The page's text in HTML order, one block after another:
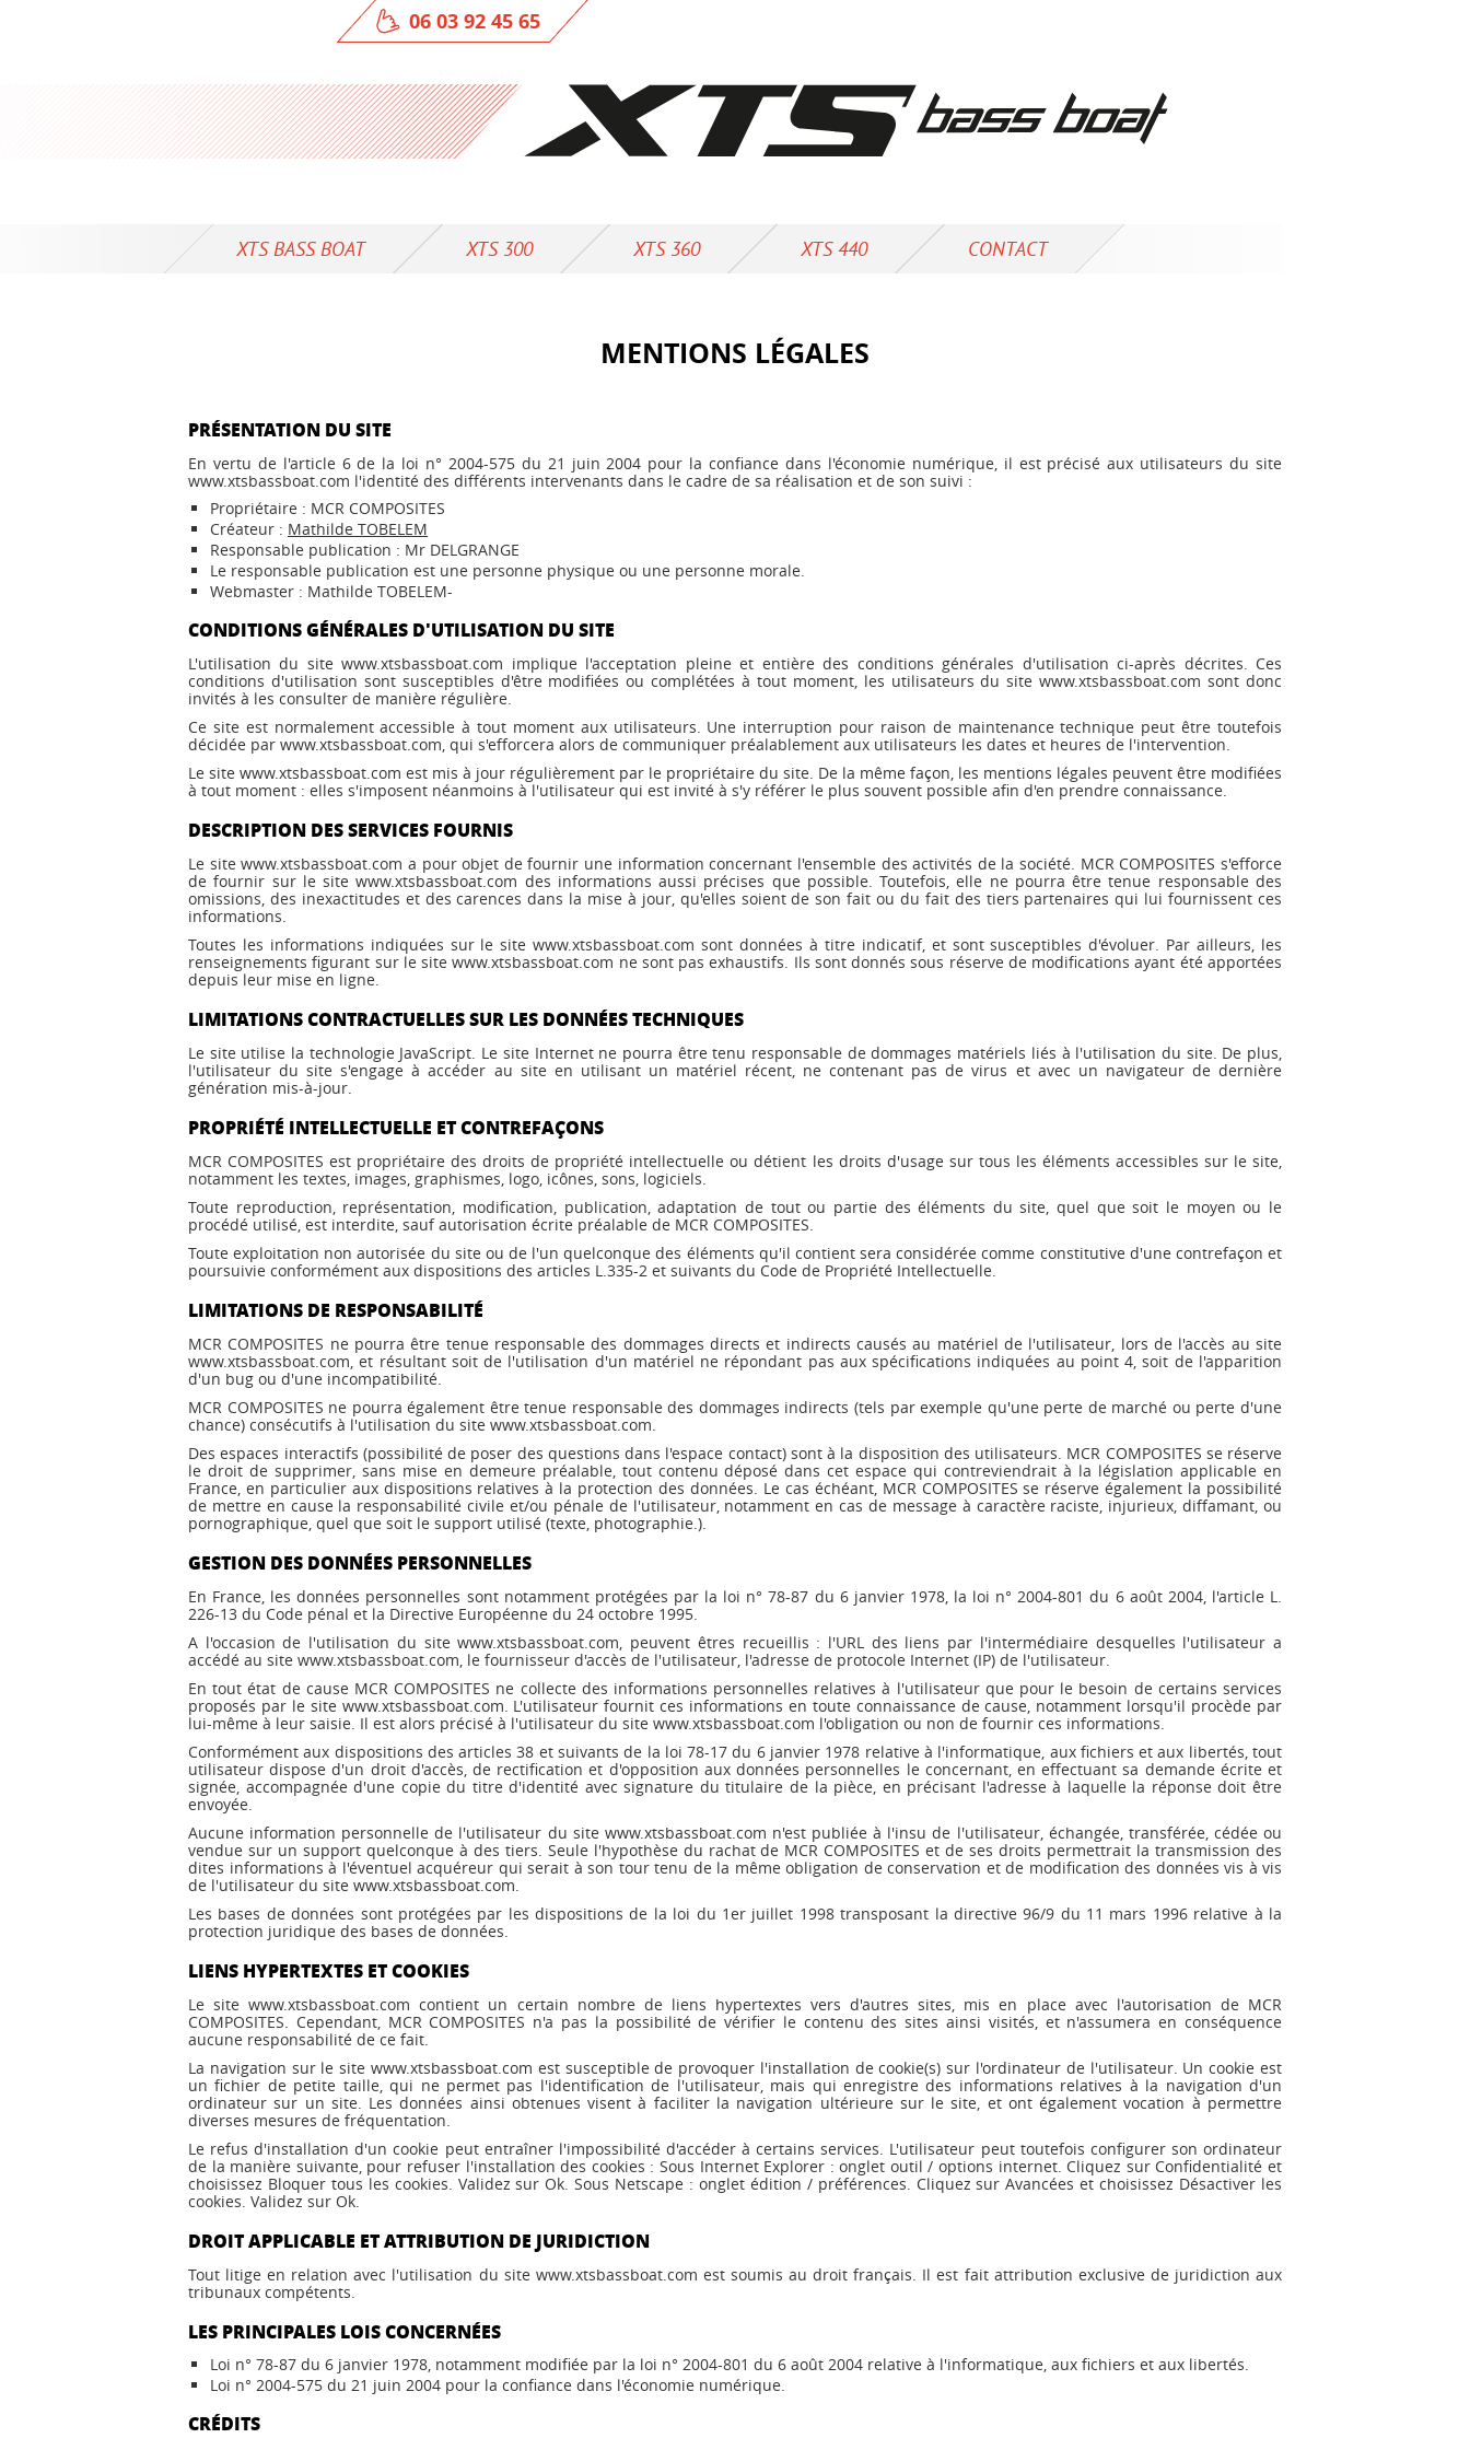
06 03 92 45 65
XTS BASS BOAT XTS 300 XTS 360 XTS 440 CONTACT
MENTIONS LÉGALES
PRÉSENTATION DU SITE
En vertu de l'article 6 de la loi n° 2004-575 du 21 juin 2004 pour la confiance dans l'économie numérique, il est précisé aux utilisateurs du site
www.xtsbassboat.com l'identité des différents intervenants dans le cadre de sa réalisation et de son suivi :
Propriétaire : MCR COMPOSITES
Créateur : Mathilde TOBELEM
Responsable publication : Mr DELGRANGE
Le responsable publication est une personne physique ou une personne morale.
Webmaster : Mathilde TOBELEM-
CONDITIONS GÉNÉRALES D'UTILISATION DU SITE
L'utilisation du site www.xtsbassboat.com implique l'acceptation pleine et entière des conditions générales d'utilisation ci-après décrites. Ces
conditions d'utilisation sont susceptibles d'être modifiées ou complétées à tout moment, les utilisateurs du site www.xtsbassboat.com sont donc
invités à les consulter de manière régulière.
Ce site est normalement accessible à tout moment aux utilisateurs. Une interruption pour raison de maintenance technique peut être toutefois
décidée par www.xtsbassboat.com, qui s'efforcera alors de communiquer préalablement aux utilisateurs les dates et heures de l'intervention.
Le site www.xtsbassboat.com est mis à jour régulièrement par le propriétaire du site. De la même façon, les mentions légales peuvent être modifiées
à tout moment : elles s'imposent néanmoins à l'utilisateur qui est invité à s'y référer le plus souvent possible afin d'en prendre connaissance.
DESCRIPTION DES SERVICES FOURNIS
Le site www.xtsbassboat.com a pour objet de fournir une information concernant l'ensemble des activités de la société. MCR COMPOSITES s'efforce
de fournir sur le site www.xtsbassboat.com des informations aussi précises que possible. Toutefois, elle ne pourra être tenue responsable des
omissions, des inexactitudes et des carences dans la mise à jour, qu'elles soient de son fait ou du fait des tiers partenaires qui lui fournissent ces
informations.
Toutes les informations indiquées sur le site www.xtsbassboat.com sont données à titre indicatif, et sont susceptibles d'évoluer. Par ailleurs, les
renseignements figurant sur le site www.xtsbassboat.com ne sont pas exhaustifs. Ils sont donnés sous réserve de modifications ayant été apportées
depuis leur mise en ligne.
LIMITATIONS CONTRACTUELLES SUR LES DONNÉES TECHNIQUES
Le site utilise la technologie JavaScript. Le site Internet ne pourra être tenu responsable de dommages matériels liés à l'utilisation du site. De plus,
l'utilisateur du site s'engage à accéder au site en utilisant un matériel récent, ne contenant pas de virus et avec un navigateur de dernière
génération mis-à-jour.
PROPRIÉTÉ INTELLECTUELLE ET CONTREFAÇONS
MCR COMPOSITES est propriétaire des droits de propriété intellectuelle ou détient les droits d'usage sur tous les éléments accessibles sur le site,
notamment les textes, images, graphismes, logo, icônes, sons, logiciels.
Toute reproduction, représentation, modification, publication, adaptation de tout ou partie des éléments du site, quel que soit le moyen ou le
procédé utilisé, est interdite, sauf autorisation écrite préalable de MCR COMPOSITES.
Toute exploitation non autorisée du site ou de l'un quelconque des éléments qu'il contient sera considérée comme constitutive d'une contrefaçon et
poursuivie conformément aux dispositions des articles L.335-2 et suivants du Code de Propriété Intellectuelle.
LIMITATIONS DE RESPONSABILITÉ
MCR COMPOSITES ne pourra être tenue responsable des dommages directs et indirects causés au matériel de l'utilisateur, lors de l'accès au site
www.xtsbassboat.com, et résultant soit de l'utilisation d'un matériel ne répondant pas aux spécifications indiquées au point 4, soit de l'apparition
d'un bug ou d'une incompatibilité.
MCR COMPOSITES ne pourra également être tenue responsable des dommages indirects (tels par exemple qu'une perte de marché ou perte d'une
chance) consécutifs à l'utilisation du site www.xtsbassboat.com.
Des espaces interactifs (possibilité de poser des questions dans l'espace contact) sont à la disposition des utilisateurs. MCR COMPOSITES se réserve
le droit de supprimer, sans mise en demeure préalable, tout contenu déposé dans cet espace qui contreviendrait à la législation applicable en
France, en particulier aux dispositions relatives à la protection des données. Le cas échéant, MCR COMPOSITES se réserve également la possibilité
de mettre en cause la responsabilité civile et/ou pénale de l'utilisateur, notamment en cas de message à caractère raciste, injurieux, diffamant, ou
pornographique, quel que soit le support utilisé (texte, photographie.).
GESTION DES DONNÉES PERSONNELLES
En France, les données personnelles sont notamment protégées par la loi n° 78-87 du 6 janvier 1978, la loi n° 2004-801 du 6 août 2004, l'article L.
226-13 du Code pénal et la Directive Européenne du 24 octobre 1995.
A l'occasion de l'utilisation du site www.xtsbassboat.com, peuvent êtres recueillis : l'URL des liens par l'intermédiaire desquelles l'utilisateur a
accédé au site www.xtsbassboat.com, le fournisseur d'accès de l'utilisateur, l'adresse de protocole Internet (IP) de l'utilisateur.
En tout état de cause MCR COMPOSITES ne collecte des informations personnelles relatives à l'utilisateur que pour le besoin de certains services
proposés par le site www.xtsbassboat.com. L'utilisateur fournit ces informations en toute connaissance de cause, notamment lorsqu'il procède par
lui-même à leur saisie. Il est alors précisé à l'utilisateur du site www.xtsbassboat.com l'obligation ou non de fournir ces informations.
Conformément aux dispositions des articles 38 et suivants de la loi 78-17 du 6 janvier 1978 relative à l'informatique, aux fichiers et aux libertés, tout
utilisateur dispose d'un droit d'accès, de rectification et d'opposition aux données personnelles le concernant, en effectuant sa demande écrite et
signée, accompagnée d'une copie du titre d'identité avec signature du titulaire de la pièce, en précisant l'adresse à laquelle la réponse doit être
envoyée.
Aucune information personnelle de l'utilisateur du site www.xtsbassboat.com n'est publiée à l'insu de l'utilisateur, échangée, transférée, cédée ou
vendue sur un support quelconque à des tiers. Seule l'hypothèse du rachat de MCR COMPOSITES et de ses droits permettrait la transmission des
dites informations à l'éventuel acquéreur qui serait à son tour tenu de la même obligation de conservation et de modification des données vis à vis
de l'utilisateur du site www.xtsbassboat.com.
Les bases de données sont protégées par les dispositions de la loi du 1er juillet 1998 transposant la directive 96/9 du 11 mars 1996 relative à la
protection juridique des bases de données.
LIENS HYPERTEXTES ET COOKIES
Le site www.xtsbassboat.com contient un certain nombre de liens hypertextes vers d'autres sites, mis en place avec l'autorisation de MCR
COMPOSITES. Cependant, MCR COMPOSITES n'a pas la possibilité de vérifier le contenu des sites ainsi visités, et n'assumera en conséquence
aucune responsabilité de ce fait.
La navigation sur le site www.xtsbassboat.com est susceptible de provoquer l'installation de cookie(s) sur l'ordinateur de l'utilisateur. Un cookie est
un fichier de petite taille, qui ne permet pas l'identification de l'utilisateur, mais qui enregistre des informations relatives à la navigation d'un
ordinateur sur un site. Les données ainsi obtenues visent à faciliter la navigation ultérieure sur le site, et ont également vocation à permettre
diverses mesures de fréquentation.
Le refus d'installation d'un cookie peut entraîner l'impossibilité d'accéder à certains services. L'utilisateur peut toutefois configurer son ordinateur
de la manière suivante, pour refuser l'installation des cookies : Sous Internet Explorer : onglet outil / options internet. Cliquez sur Confidentialité et
choisissez Bloquer tous les cookies. Validez sur Ok. Sous Netscape : onglet édition / préférences. Cliquez sur Avancées et choisissez Désactiver les
cookies. Validez sur Ok.
DROIT APPLICABLE ET ATTRIBUTION DE JURIDICTION
Tout litige en relation avec l'utilisation du site www.xtsbassboat.com est soumis au droit français. Il est fait attribution exclusive de juridiction aux
tribunaux compétents.
LES PRINCIPALES LOIS CONCERNÉES
Loi n° 78-87 du 6 janvier 1978, notamment modifiée par la loi n° 2004-801 du 6 août 2004 relative à l'informatique, aux fichiers et aux libertés.
Loi n° 2004-575 du 21 juin 2004 pour la confiance dans l'économie numérique.
CRÉDITS